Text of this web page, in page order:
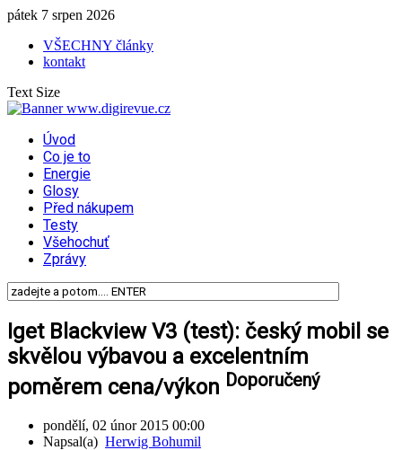
pátek 7 srpen 2026
VŠECHNY články
kontakt
Text Size
Úvod
Co je to
Energie
Glosy
Před nákupem
Testy
Všehochuť
Zprávy
Iget Blackview V3 (test): český mobil se
skvělou výbavou a excelentním
poměrem cena/výkon Doporučený
pondělí, 02 únor 2015 00:00
Napsal(a) Herwig Bohumil